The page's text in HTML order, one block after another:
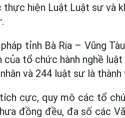
hiện Luật Luật sư và
tỉnh Bà Rịa – Vũng
của tổ chức hành nghề
và 244 luật sư là
cực, quy mô các tổ
đồng đều, đa số các